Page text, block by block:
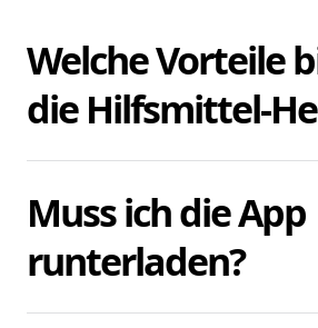
Welche Vorteile
die Hilfsmittel-
Ihnen, dringend benötigte
und Hilfsmittel schnell und
bestellen, ohne lokale
aufsuchen oder kontaktieren
Muss ich die App
runterladen?